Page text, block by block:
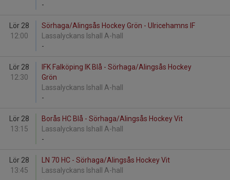
-
Lör 28
12:00
Sörhaga/Alingsås Hockey Grön - Ulricehamns IF
Lassalyckans Ishall A-hall
-
Lör 28
12:30
IFK Falköping IK Blå - Sörhaga/Alingsås Hockey
Grön
Lassalyckans Ishall A-hall
-
Lör 28
13:15
Borås HC Blå - Sörhaga/Alingsås Hockey Vit
Lassalyckans Ishall A-hall
-
Lör 28
13:45
LN 70 HC - Sörhaga/Alingsås Hockey Vit
Lassalyckans Ishall A-hall